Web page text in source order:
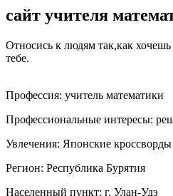
сайт учителя
Относись к людям так,как
тебе.
Профессия: учитель математики
Профессиональные интересы:
Увлечения: Японские кроссворды
Регион: Республика Бурятия
Населенный пункт: г. Улан-Удэ